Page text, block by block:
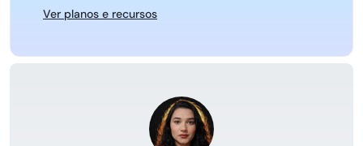
Ver planos e recursos